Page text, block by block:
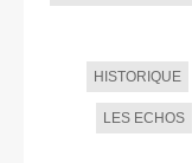
HISTORIQUE
LES ECHOS